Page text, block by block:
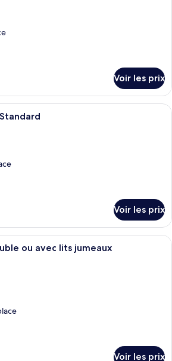
Voir les prix
Une chambre d’hôtel avec trois lits,
Voir les prix
Un lit bien fait, avec du linge de lit
ou avec lits jumeaux
Voir les prix